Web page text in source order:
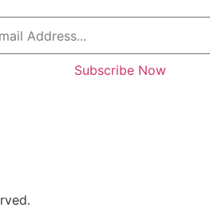
Subscribe Now